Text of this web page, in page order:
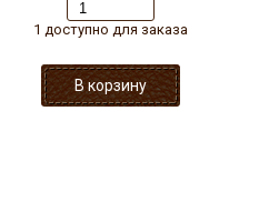
1 доступно для заказа